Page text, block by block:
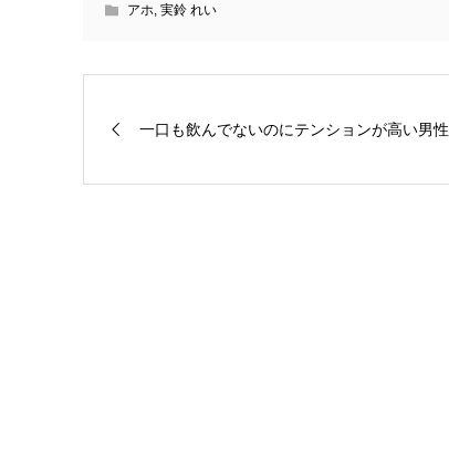
アホ 実鈴 れい
一口も飲んでないのにテンションが高い男性